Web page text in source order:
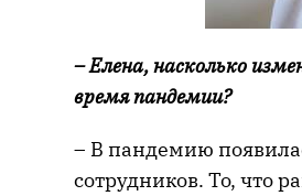
– Елена, насколько
время пандемии?
– В пандемию
сотрудников. То, что